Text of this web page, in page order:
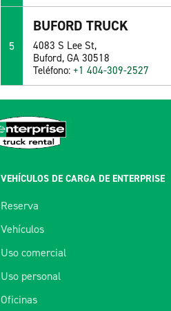
5
BUFORD TRUCK
4083 S Lee St,
Buford, GA 30518
Teléfono:+1 404-309-2527
VEHÍCULOS DE CARGA DE ENTERPRISE
Reserva
Vehículos
Uso comercial
Uso personal
Oficinas